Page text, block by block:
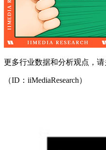
更多行业数据和分析观点，
（ID：iiMediaResearch）